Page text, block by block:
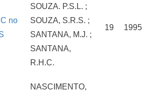
no
SOUZA. P.S.L. ;
SOUZA, S.R.S. ;
SANTANA, M.J. ;
SANTANA,
R.H.C.
19 1995
NASCIMENTO,